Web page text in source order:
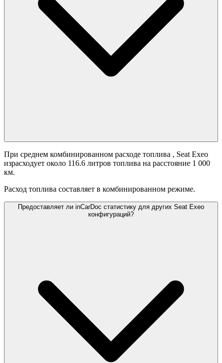
При среднем комбинированном расходе топлива , Seat Exeo
израсходует около 116.6 литров топлива на расстояние 1 000
км.
Расход топлива составляет в комбинированном режиме.
Предоставляет ли inCarDoc статистику для других Seat Exeo
конфигураций?